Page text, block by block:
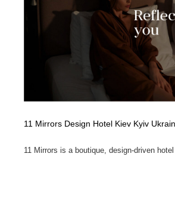
11 Mirrors Design Hotel Kiev Kyiv
11 Mirrors is a boutique, design-driven hotel